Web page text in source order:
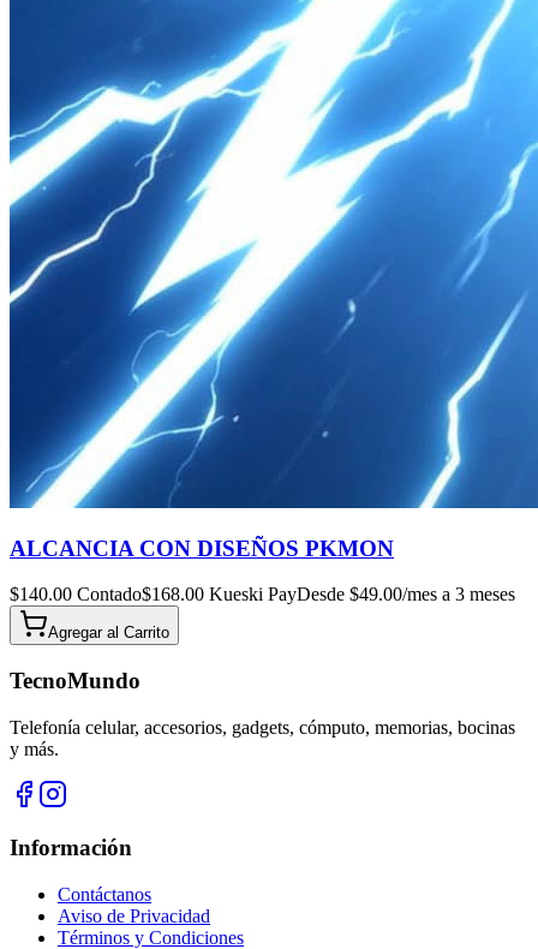
ALCANCIA CON DISEÑOS PKMON
$140.00 Contado$168.00 Kueski PayDesde $49.00/mes a 3 meses
Agregar al Carrito
TecnoMundo
Telefonía celular, accesorios, gadgets, cómputo, memorias, bocinas
y más.
Información
Contáctanos
Aviso de Privacidad
Términos y Condiciones